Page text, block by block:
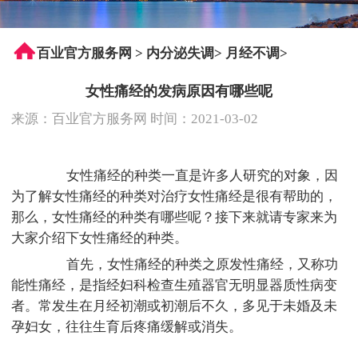
百业官方服务网 > 内分泌失调> 月经不调>
女性痛经的发病原因有哪些呢
来源： 百业官方服务网 时间：2021-03-02
女性痛经的种类一直是许多人研究的对象，因
为了解女性痛经的种类对治疗女性痛经是很有帮助的，
那么，女性痛经的种类有哪些呢？接下来就请专家来为
大家介绍下女性痛经的种类。
首先，女性痛经的种类之原发性痛经，又称功
能性痛经，是指经妇科检查生殖器官无明显器质性病变
者。常发生在月经初潮或初潮后不久，多见于未婚及未
孕妇女，往往生育后疼痛缓解或消失。